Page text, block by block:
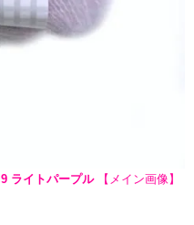
ライトパープル【メイン画像】